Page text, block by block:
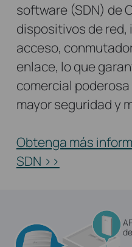
software (SDN) de
dispositivos de
acceso,
enlace, lo que
comercial
mayor seguridad y
Obtenga más
SDN >>